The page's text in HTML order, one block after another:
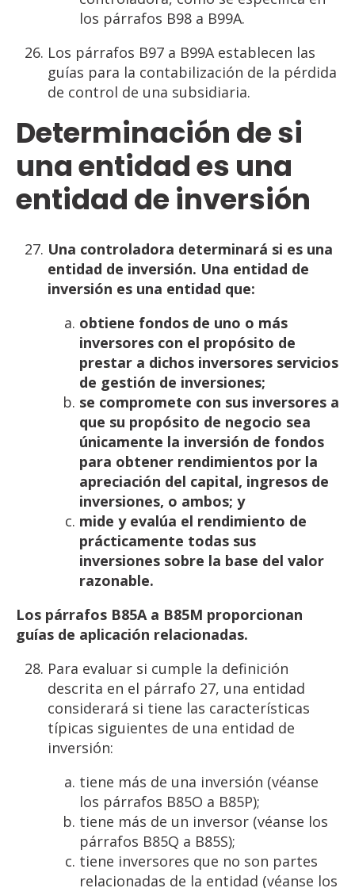
los párrafos B98 a B99A.
Los párrafos B97 a B99A establecen las
guías para la contabilización de la pérdida
de control de una subsidiaria.
Determinación desi
unaentidades una
entidad deinversión
Una controladora determinará si es una
entidad de inversión. Una entidad de
inversión es una entidad que:
obtiene fondos de uno o más
inversores con el propósito de
prestar a dichos inversores servicios
de gestión de inversiones;
se compromete con sus inversores a
que su propósito de negocio sea
únicamente la inversión de fondos
para obtener rendimientos por la
apreciación del capital, ingresos de
inversiones, o ambos; y
mide y evalúa el rendimiento de
prácticamente todas sus
inversiones sobre la base del valor
razonable.
Los párrafos B85A a B85M proporcionan
guías de aplicación relacionadas.
Para evaluar si cumple la definición
descrita en el párrafo 27, una entidad
considerará si tiene las características
típicas siguientes de una entidad de
inversión:
tiene más de una inversión (véanse
los párrafos B85O a B85P);
tiene más de un inversor (véanse los
párrafos B85Q a B85S);
tiene inversores que no son partes
relacionadas de la entidad (véanse los